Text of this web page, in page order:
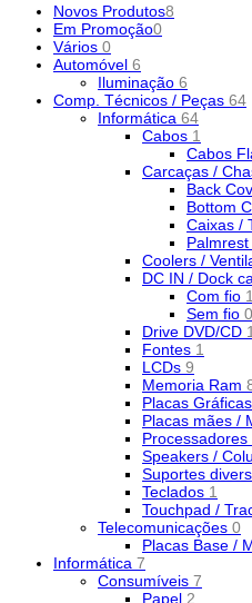
Novos Produtos8
Em Promoção0
Vários 0
Automóvel 6
Iluminação 6
Comp. Técnicos / Peças 64
Informática 64
Cabos 1
Cabos
Carcaças /
Back
Bottom
Caixas /
Palmrest
Coolers /
DC IN / Dock
Com fio 1
Sem fio 0
Drive DVD/CD 1
Fontes 1
LCDs 9
Memoria Ram
Placas Gráficas
Placas mães /
Processadores
Speakers /
Suportes
Teclados 1
Touchpad /
Telecomunicações 0
Placas Base /
Informática 7
Consumíveis 7
Papel 2